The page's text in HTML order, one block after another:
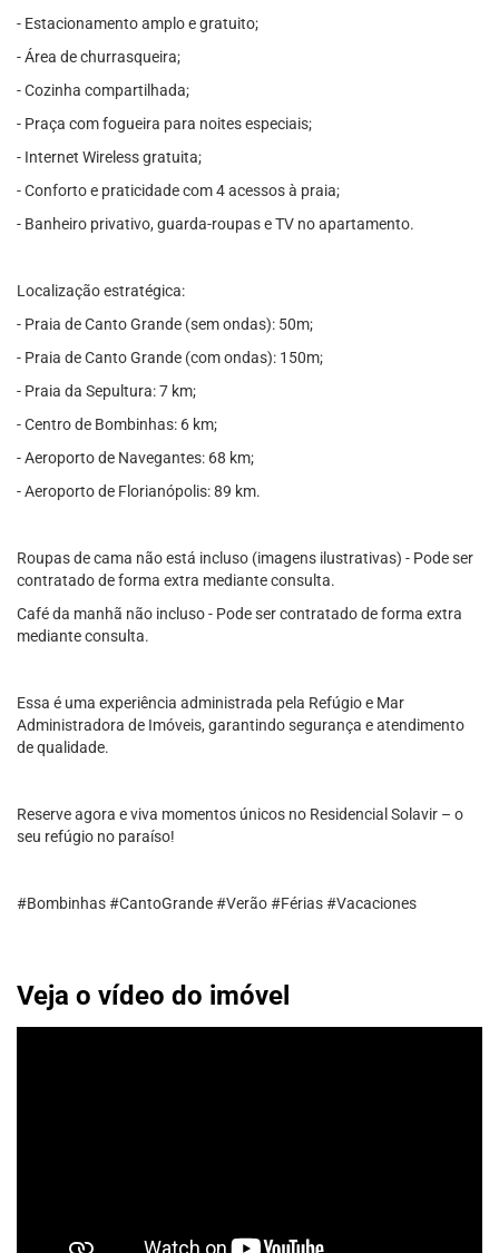
- Estacionamento amplo e gratuito;
- Área de churrasqueira;
- Cozinha compartilhada;
- Praça com fogueira para noites especiais;
- Internet Wireless gratuita;
- Conforto e praticidade com 4 acessos à praia;
- Banheiro privativo, guarda-roupas e TV no apartamento.
Localização estratégica:
- Praia de Canto Grande (sem ondas): 50m;
- Praia de Canto Grande (com ondas): 150m;
- Praia da Sepultura: 7 km;
- Centro de Bombinhas: 6 km;
- Aeroporto de Navegantes: 68 km;
- Aeroporto de Florianópolis: 89 km.
Roupas de cama não está incluso (imagens ilustrativas) - Pode ser
contratado de forma extra mediante consulta.
Café da manhã não incluso - Pode ser contratado de forma extra
mediante consulta.
Essa é uma experiência administrada pela Refúgio e Mar
Administradora de Imóveis, garantindo segurança e atendimento
de qualidade.
Reserve agora e viva momentos únicos no Residencial Solavir – o
seu refúgio no paraíso!
#Bombinhas #CantoGrande #Verão #Férias #Vacaciones
Veja o vídeo do imóvel